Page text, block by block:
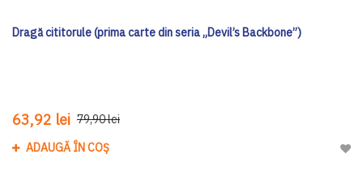
Dragă cititorule (prima carte din seria „Devil’s Backbone”)
63,92 lei 79,90 lei
ADAUGĂ ÎN COȘ